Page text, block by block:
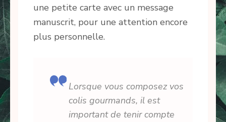
une petite carte avec un message
manuscrit, pour une attention encore
plus personnelle.
Lorsque vous composez vos
colis gourmands, il est
important de tenir compte